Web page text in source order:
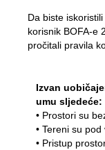
Rušenje i
Radno vrijeme
Tarife za otpad
Link na BRK
Kompanija
Da biste
korisnik BOFA-e
pročitali pravila
Izvan
umu sljedeće:
• Prostori su
• Tereni su pod
• Pristup